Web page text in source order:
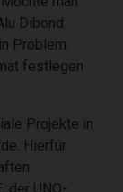
Dibond
Problem.
festlegen
Projekte in
Hierfür